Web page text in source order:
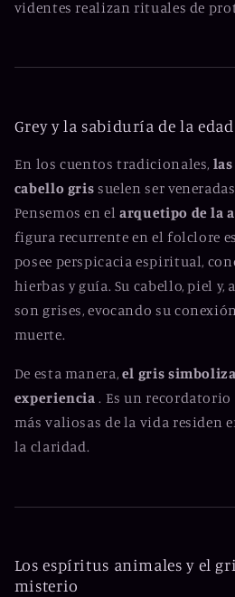
videntes realizan rituales de
Grey y la sabiduría de la edad
En los cuentos tradicionales,
cabello gris suelen ser
Pensemos en elarquetipo de la
figura recurrente en el folclore
posee perspicacia espiritual,
hierbas y guía. Su cabello, piel y,
son grises, evocando su
muerte.
De esta manera, el gris
experiencia . Es un recordatorio
más valiosas de la vida residen
la claridad.
Los espíritus animales y el
misterio